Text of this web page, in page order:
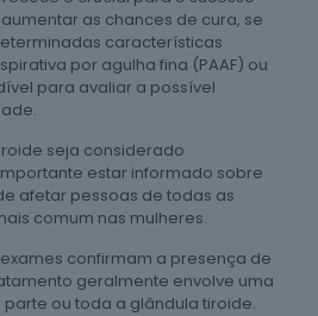
as chances de cura, se
características
por agulha fina (PAAF) ou
para avaliar a possível
seja considerado
estar informado sobre
afetar pessoas de todas as
comum nas mulheres.
confirmam a presença de
geralmente envolve uma
ou toda a glândula tiroide.